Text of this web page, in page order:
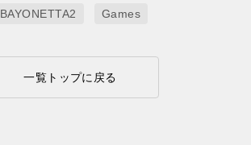
BAYONETTA2 Games
一覧トップに戻る